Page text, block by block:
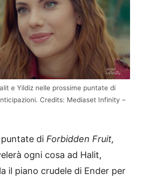
e Yildiz nelle prossime puntate di
Credits: Mediaset Infinity –
di Forbidden Fruit,
ogni cosa ad Halit,
il piano crudele di Ender per